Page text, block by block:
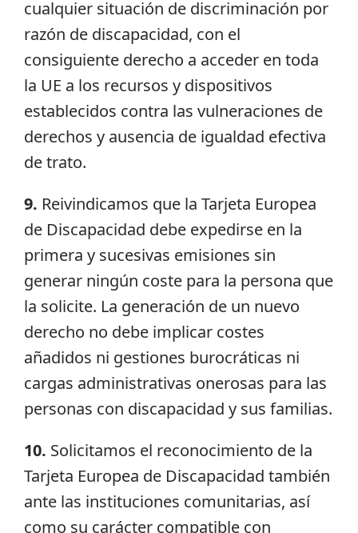
cualquier situación de discriminación por
razón de discapacidad, con el
consiguiente derecho a acceder en toda
la UE a los recursos y dispositivos
establecidos contra las vulneraciones de
derechos y ausencia de igualdad efectiva
de trato.
9. Reivindicamos que la Tarjeta Europea
de Discapacidad debe expedirse en la
primera y sucesivas emisiones sin
generar ningún coste para la persona que
la solicite. La generación de un nuevo
derecho no debe implicar costes
añadidos ni gestiones burocráticas ni
cargas administrativas onerosas para las
personas con discapacidad y sus familias.
10. Solicitamos el reconocimiento de la
Tarjeta Europea de Discapacidad también
ante las instituciones comunitarias, así
como su carácter compatible con